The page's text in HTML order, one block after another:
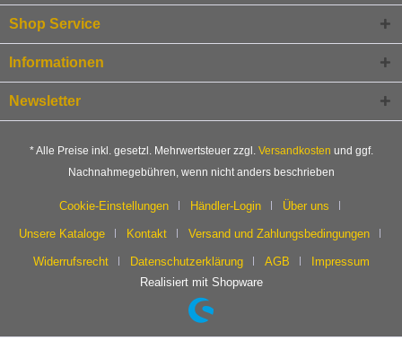
Shop Service
Informationen
Newsletter
* Alle Preise inkl. gesetzl. Mehrwertsteuer zzgl. Versandkosten und ggf.
Nachnahmegebühren, wenn nicht anders beschrieben
Cookie-Einstellungen Händler-Login Über uns
Unsere Kataloge Kontakt Versand und Zahlungsbedingungen
Widerrufsrecht Datenschutzerklärung AGB
Impressum
Realisiert mit Shopware